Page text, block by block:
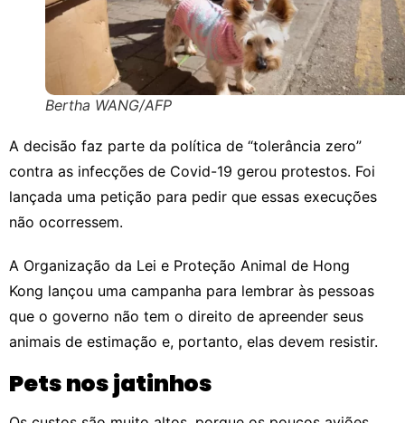
Bertha WANG/AFP
A decisão faz parte da política de “tolerância zero”
contra as infecções de Covid-19 gerou protestos. Foi
lançada uma petição para pedir que essas execuções
não ocorressem.
A Organização da Lei e Proteção Animal de Hong
Kong lançou uma campanha para lembrar às pessoas
que o governo não tem o direito de apreender seus
animais de estimação e, portanto, elas devem resistir.
Pets nos jatinhos